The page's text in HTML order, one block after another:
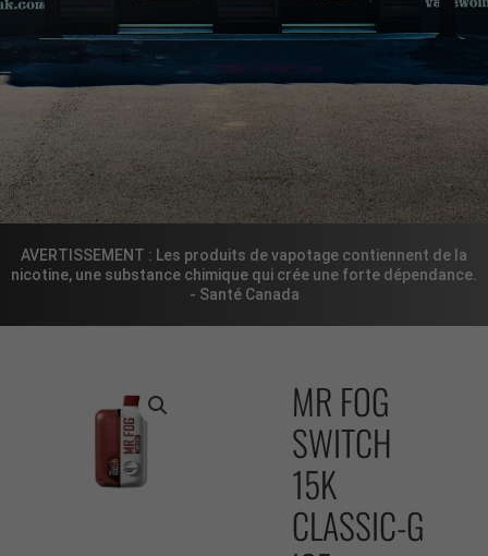
AVERTISSEMENT : Les produits de vapotage contiennent de la
nicotine, une substance chimique qui crée une forte dépendance.
- Santé Canada
MR FOG
SWITCH
15K
CLASSIC-G